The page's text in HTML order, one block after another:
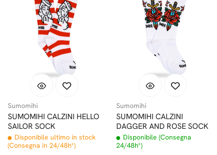
Sumomihi
SUMOMIHI CALZINI HELLO
SAILOR SOCK
Disponibile ultimo in stock
(Consegna in 24/48h*)
Sumomihi
SUMOMIHI CALZINI
DAGGER AND ROSE SOCK
Disponibile (Consegna
24/48h*)